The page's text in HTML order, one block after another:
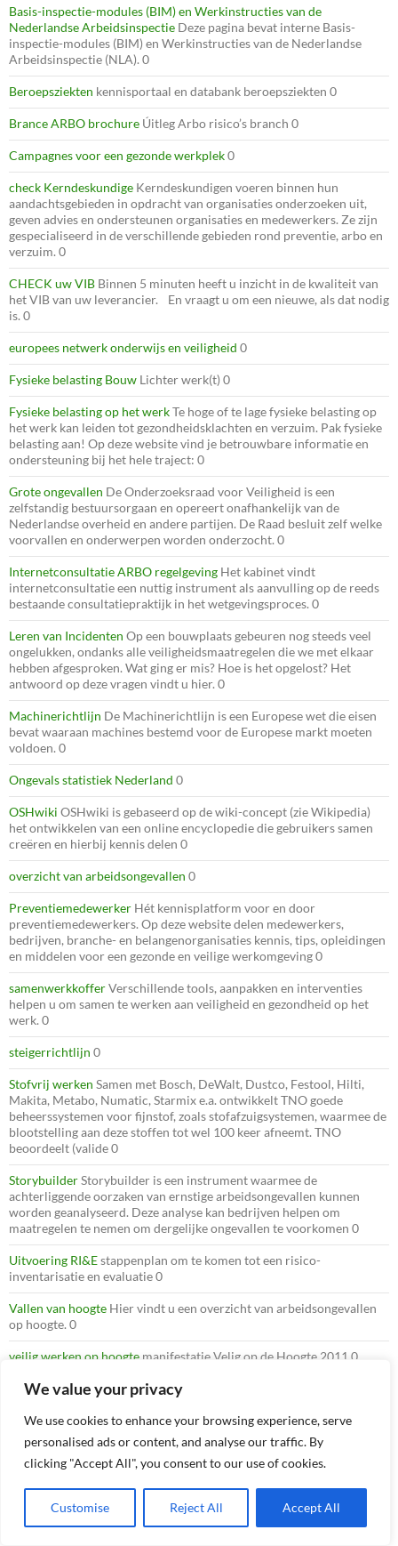
We value your privacy
We use cookies to enhance your browsing experience, serve
personalised ads or content, and analyse our traffic. By
clicking "Accept All", you consent to our use of cookies.
Customise Reject All Accept All
Basis-inspectie-modules (BIM) en Werkinstructies van de
Nederlandse Arbeidsinspectie Deze pagina bevat interne Basis-
inspectie-modules (BIM) en Werkinstructies van de Nederlandse
Arbeidsinspectie (NLA). 0
Beroepsziekten kennisportaal en databank beroepsziekten 0
Brance ARBO brochure Úitleg Arbo risico’s branch 0
Campagnes voor een gezonde werkplek0
check Kerndeskundige Kerndeskundigen voeren binnen hun
aandachtsgebieden in opdracht van organisaties onderzoeken uit,
geven advies en ondersteunen organisaties en medewerkers. Ze zijn
gespecialiseerd in de verschillende gebieden rond preventie, arbo en
verzuim. 0
CHECK uw VIB Binnen 5 minuten heeft u inzicht in de kwaliteit van
het VIB van uw leverancier. En vraagt u om een nieuwe, als dat nodig
is. 0
europees netwerk onderwijs en veiligheid 0
Fysieke belasting Bouw Lichter werk(t) 0
Fysieke belasting op het werkTe hoge of te lage fysieke belasting op
het werk kan leiden tot gezondheidsklachten en verzuim. Pak fysieke
belasting aan! Op deze website vind je betrouwbare informatie en
ondersteuning bij het hele traject: 0
Grote ongevallen De Onderzoeksraad voor Veiligheid is een
zelfstandig bestuursorgaan en opereert onafhankelijk van de
Nederlandse overheid en andere partijen. De Raad besluit zelf welke
voorvallen en onderwerpen worden onderzocht. 0
Internetconsultatie ARBO regelgeving Het kabinet vindt
internetconsultatie een nuttig instrument als aanvulling op de reeds
bestaande consultatiepraktijk in het wetgevingsproces. 0
Leren van Incidenten Op een bouwplaats gebeuren nog steeds veel
ongelukken, ondanks alle veiligheidsmaatregelen die we met elkaar
hebben afgesproken. Wat ging er mis? Hoe is het opgelost? Het
antwoord op deze vragen vindt u hier. 0
Machinerichtlijn De Machinerichtlijn is een Europese wet die eisen
bevat waaraan machines bestemd voor de Europese markt moeten
voldoen. 0
Ongevals statistiek Nederland 0
OSHwiki OSHwiki is gebaseerd op de wiki-concept (zie Wikipedia)
het ontwikkelen van een online encyclopedie die gebruikers samen
creëren en hierbij kennis delen 0
overzicht van arbeidsongevallen 0
Preventiemedewerker Hét kennisplatform voor en door
preventiemedewerkers. Op deze website delen medewerkers,
bedrijven, branche- en belangenorganisaties kennis, tips, opleidingen
en middelen voor een gezonde en veilige werkomgeving 0
samenwerkkofferVerschillende tools, aanpakken en interventies
helpen u om samen te werken aan veiligheid en gezondheid op het
werk. 0
steigerrichtlijn 0
Stofvrij werken Samen met Bosch, DeWalt, Dustco, Festool, Hilti,
Makita, Metabo, Numatic, Starmix e.a. ontwikkelt TNO goede
beheerssystemen voor fijnstof, zoals stofafzuigsystemen, waarmee de
blootstelling aan deze stoffen tot wel 100 keer afneemt. TNO
beoordeelt (valide 0
StorybuilderStorybuilder is een instrument waarmee de
achterliggende oorzaken van ernstige arbeidsongevallen kunnen
worden geanalyseerd. Deze analyse kan bedrijven helpen om
maatregelen te nemen om dergelijke ongevallen te voorkomen 0
Uitvoering RI&Estappenplan om te komen tot een risico-
inventarisatie en evaluatie 0
Vallen van hoogte Hier vindt u een overzicht van arbeidsongevallen
op hoogte. 0
veilig werken op hoogte manifestatie Velig op de Hoogte 2011 0
veiligheid in aanbestedingopdrachtgevers die de Governance Code
veiligheidsbewustzijn als verplichting op in aanbestedingen en
contracten. 0
website voor aanpak psychosocialeDe Stichting van de Arbeid heeft
ontwikkeld. De website werd gepresenteerd tijdens de lancering van
de SZW-campagne tegen werkstress. 0